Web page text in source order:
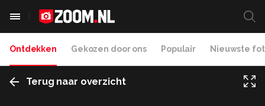
Ontdekken Gekozen door ons Populair Nieuwste
Terug naar overzicht